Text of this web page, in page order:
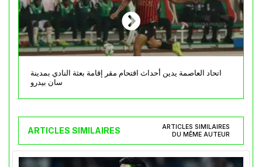
اتحاد العاصمة يدين أحداث اقتحام مقر إقامة بعثة النادي بمدينة
سان بيدرو
ARTICLES SIMILAIRES
ARTICLES SIMILAIRES
DU MÊME AUTEUR